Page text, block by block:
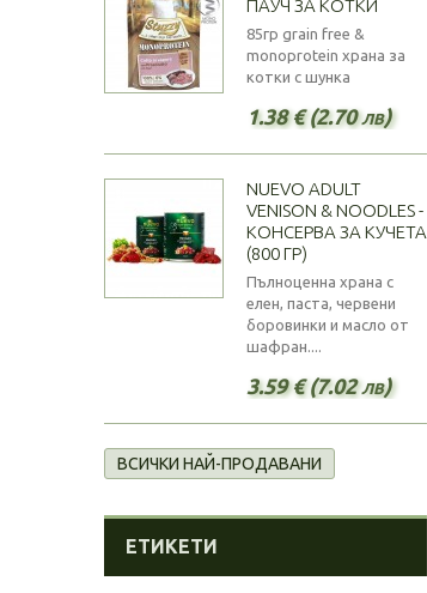
ПАУЧ ЗА КОТКИ
85гр grain free &
monoprotein храна за
котки с шунка
1.38 € (2.70 лв)
NUEVO ADULT
VENISON & NOODLES -
КОНСЕРВА ЗА КУЧЕТА
(800 ГР)
Пълноценна храна с
елен, паста, червени
боровинки и масло от
шафран....
3.59 € (7.02 лв)
ВСИЧКИ НАЙ-ПРОДАВАНИ
ЕТИКЕТИ